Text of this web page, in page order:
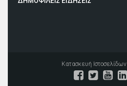
Κατασκευή Ιστοσελίδων